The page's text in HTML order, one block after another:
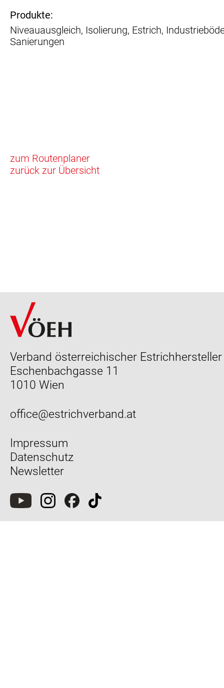
Produkte:
Niveauausgleich, Isolierung, Estrich,
Sanierungen
zum Routenplaner
zurück zur Übersicht
Verband österreichischer Estrichhersteller
Eschenbachgasse 11
1010 Wien
office@estrichverband.at
Impressum
Datenschutz
Newsletter